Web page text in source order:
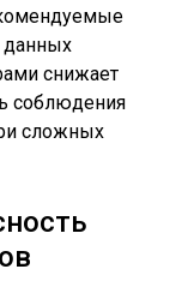
данных
снижает
соблюдения
сложных